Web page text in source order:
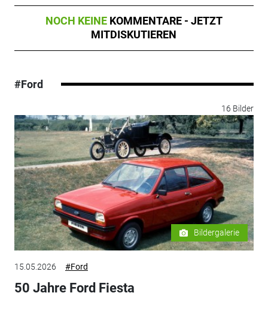
NOCH KEINE KOMMENTARE - JETZT
MITDISKUTIEREN
#Ford
16 Bilder
Bildergalerie
15.05.2026 #Ford
50 Jahre Ford Fiesta